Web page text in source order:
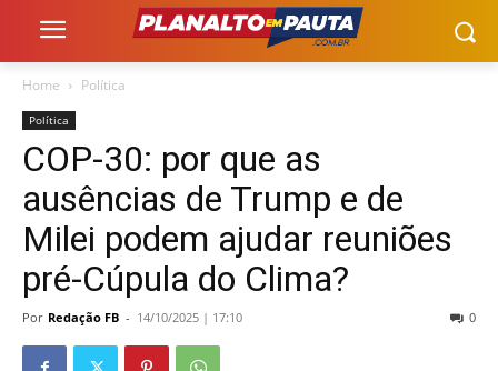
Home Política
Política
COP-30: por que as
ausências de Trump e de
Milei podem ajudar reuniões
pré-Cúpula do Clima?
Por Redação FB - 14/10/2025 | 17:10 0